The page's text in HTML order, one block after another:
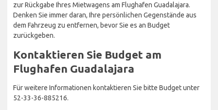
zur Rückgabe Ihres Mietwagens am Flughafen Guadalajara.
Denken Sie immer daran, Ihre persönlichen Gegenstände aus
dem Fahrzeug zu entfernen, bevor Sie es an Budget
zurückgeben.
Kontaktieren Sie Budget am
Flughafen Guadalajara
Für weitere Informationen kontaktieren Sie bitte Budget unter
52-33-36-885216.